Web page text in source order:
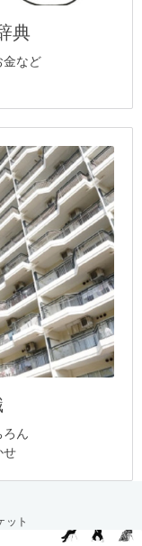
典
金など
ろん
せ
ット